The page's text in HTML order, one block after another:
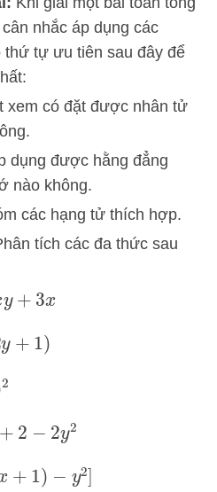
nhắc áp dụng các
thứ tự ưu tiên sau đây để
xem có đặt được nhân tử
dụng được hằng đẳng
nào không.
các hạng tử thích hợp.
tích các đa thức sau
+ 3x
1)
2−2 y2
1 )− y2 ]